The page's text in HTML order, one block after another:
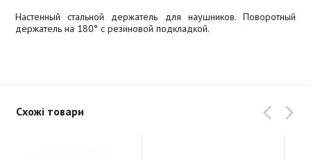
Настенный стальной держатель для наушников. Поворотный
держатель на 180° с резиновой подкладкой.
Схожі товари